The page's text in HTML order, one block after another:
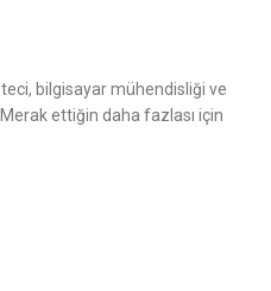
bilgisayar mühendisliği ve
ettiğin daha fazlası için